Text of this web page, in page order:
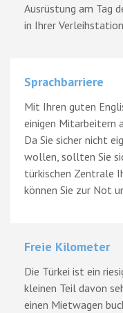
Ausrüstung am Tag
in Ihrer
Sprachbarriere
Mit Ihren guten
einigen Mitarbeitern
Da Sie sicher nicht
wollen, sollten Sie
türkischen Zentrale
können Sie zur Not
Freie Kilometer
Die Türkei ist ein
kleinen Teil davon
einen Mietwagen